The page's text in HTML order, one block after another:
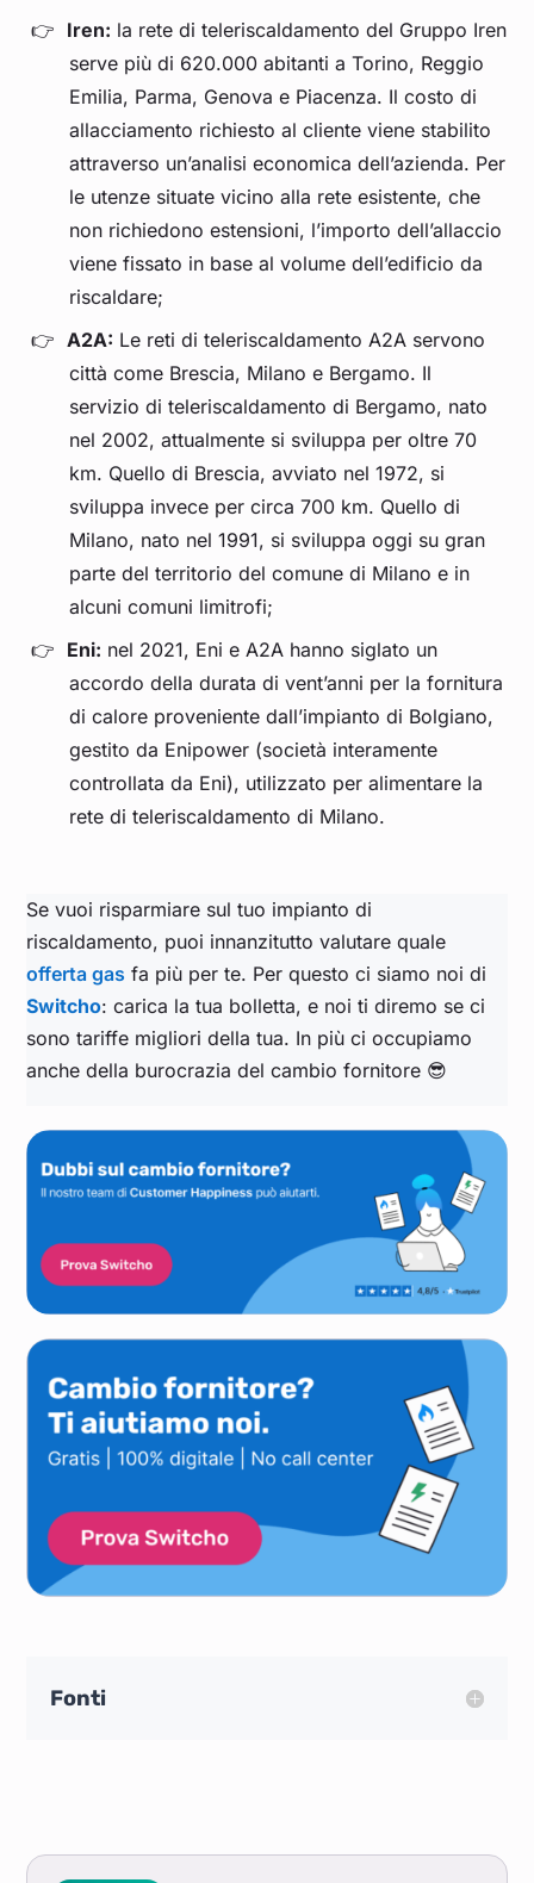
Iren: la rete di teleriscaldamento del Gruppo Iren
serve più di 620.000 abitanti a Torino, Reggio
Emilia, Parma, Genova e Piacenza. Il costo di
allacciamento richiesto al cliente viene stabilito
attraverso un’analisi economica dell’azienda. Per
le utenze situate vicino alla rete esistente, che
non richiedono estensioni, l’importo dell’allaccio
viene fissato in base al volume dell’edificio da
riscaldare;
A2A: Le reti di teleriscaldamento A2A servono
città come Brescia, Milano e Bergamo. Il
servizio di teleriscaldamento di Bergamo, nato
nel 2002, attualmente si sviluppa per oltre 70
km. Quello di Brescia, avviato nel 1972, si
sviluppa invece per circa 700 km. Quello di
Milano, nato nel 1991, si sviluppa oggi su gran
parte del territorio del comune di Milano e in
alcuni comuni limitrofi;
Eni: nel 2021, Eni e A2A hanno siglato un
accordo della durata di vent’anni per la fornitura
di calore proveniente dall’impianto di Bolgiano,
gestito da Enipower (società interamente
controllata da Eni), utilizzato per alimentare la
rete di teleriscaldamento di Milano.
Se vuoi risparmiare sul tuo impianto di
riscaldamento, puoi innanzitutto valutare quale
offerta gas fa più per te. Per questo ci siamo noi di
Switcho: carica la tua bolletta, e noi ti diremo se ci
sono tariffe migliori della tua. In più ci occupiamo
anche della burocrazia del cambio fornitore 😎
Fonti